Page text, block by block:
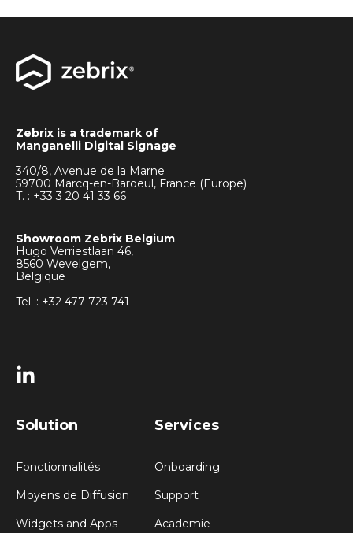
Zebrix is a trademark of
Manganelli Digital Signage
340/8, Avenue de la Marne
59700 Marcq-en-Baroeul, France (Europe)
T. : +333 20 41 33 66
Showroom Zebrix Belgium
Hugo Verriestlaan 46,
8560 Wevelgem,
Belgique
Tel. : +32 477 723 741
Solution
Fonctionnalités
Moyens de Diffusion
Widgets and Apps
Services
Onboarding
Support
Academie